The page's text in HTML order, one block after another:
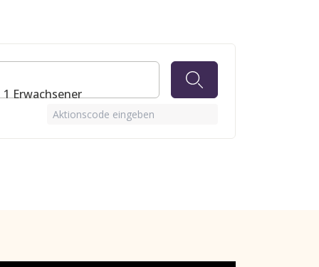
1 Erwachsener
Aktionscode eingeben